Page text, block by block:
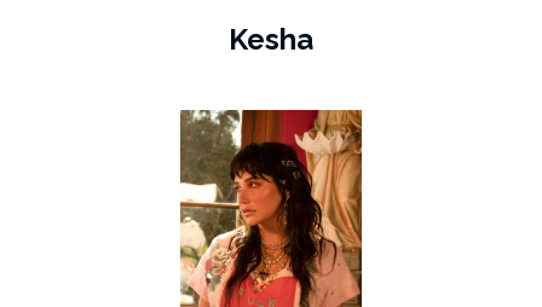
Kesha